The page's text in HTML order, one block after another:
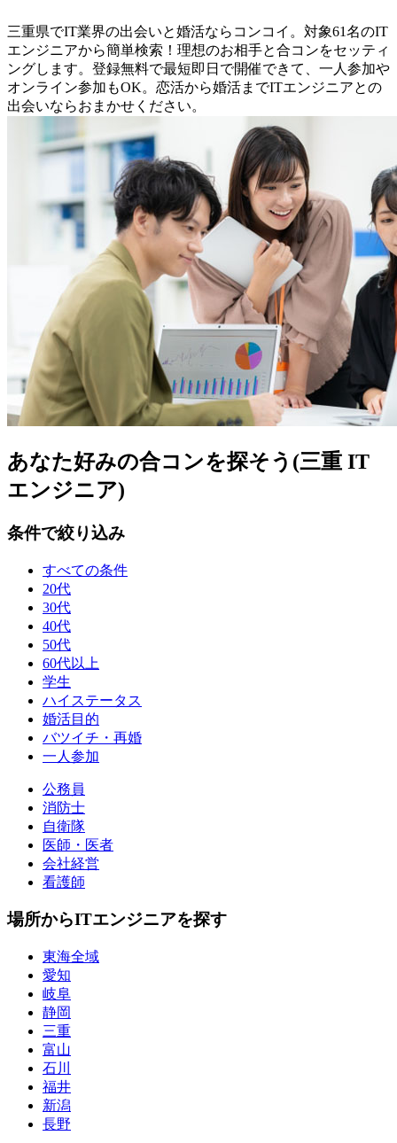
三重県でIT業界の出会いと婚活ならコンコイ。対象61名のIT
エンジニアから簡単検索！理想のお相手と合コンをセッティ
ングします。登録無料で最短即日で開催できて、一人参加や
オンライン参加もOK。恋活から婚活までITエンジニアとの
出会いならおまかせください。
あなた好みの合コンを探そう(三重 IT
エンジニア)
条件で絞り込み
すべての条件
20代
30代
40代
50代
60代以上
学生
ハイステータス
婚活目的
バツイチ・再婚
一人参加
公務員
消防士
自衛隊
医師・医者
会社経営
看護師
場所からITエンジニアを探す
東海全域
愛知
岐阜
静岡
三重
富山
石川
福井
新潟
長野